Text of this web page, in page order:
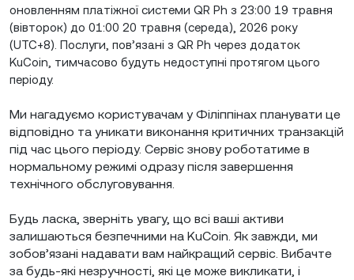
оновленням платіжної системи QR Ph з 23:00 19 травня
(вівторок) до 01:00 20 травня (середа), 2026 року
(UTC+8). Послуги, пов’язані з QR Ph через додаток
KuCoin, тимчасово будуть недоступні протягом цього
періоду.
Ми нагадуємо користувачам у Філіппінах планувати це
відповідно та уникати виконання критичних транзакцій
під час цього періоду. Сервіс знову роботатиме в
нормальному режимі одразу після завершення
технічного обслуговування.
Будь ласка, зверніть увагу, що всі ваші активи
залишаються безпечними на KuCoin. Як завжди, ми
зобов’язані надавати вам найкращий сервіс. Вибачте
за будь-які незручності, які це може викликати, і